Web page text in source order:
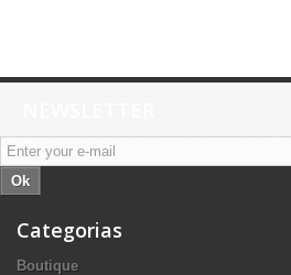
Ok
Categorias
Boutique